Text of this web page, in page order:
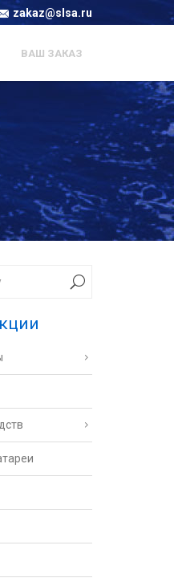
zakaz@slsa.ru
ВАШ ЗАКАЗ